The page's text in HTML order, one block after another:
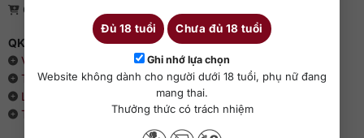
Đủ 18 tuổi Chưa đủ 18 tuổi
Ghi nhớ lựa chọn
Website không dành cho người dưới 18 tuổi, phụ nữ đang
mang thai.
Thưởng thức có trách nhiệm
Giấy phép bán lẻ rượu: 04/GP-UBND
QKAWine - Chuyên rượu ngoại hàng đầu Việt Nam
Về chúng tôi
Thông cáo báo chí
Liên hệ với QKAWine
Tin tức và sự kiện